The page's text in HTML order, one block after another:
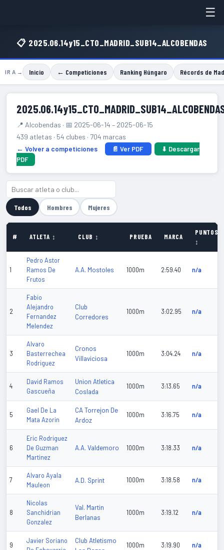
☰
📋 2025.06.14y15_CTO_MADRID_SUB14_ALCOBENDAS
IR A → Inicio ← Competiciones Ranking Húngaro Récords de
📍 Alcobendas · 📅 2025-06-14 – 2025-06-15
439 atletas · 54 clubes · 704 marcas
← Volver a competiciones
📄 Ver PDF
⬇ Descargar
PDF
Todos Hombres Mujeres
# ATLETA ↕ CLUB ↕ PRUEBA MARCA
PUNTOS
↕
1
Pedro Astor
Ramos De
Frutos
A.A. Mostoles 1000m 2:59.40 n/a
2
Fabio
Alejandro
Fernandez
Melendez
Club
Corredores
1000m 3:02.95 n/a
3
Alvaro
Basterrechea
Rodriguez
Cronos
Villaviciosa
1000m 3:04.24 n/a
4
David Ramos
Gascueña
Union Atletica
Coslada
1000m 3:13.65 n/a
5
Gael De La
Mata Azorin
CA Torrejon De
Ardoz
1000m 3:16.75 n/a
6
Eric Rodriguez
De Guzman
Martinez
A.A. Valdemoro 1000m 3:18.33 n/a
7
Alvaro Ayala
Mauleon
A.D. Sprint 1000m 3:18.58 n/a
8
Nicolas
Sanchidrian
Gonzalez
Val. Martin
Berlanas
1000m 3:19.12 n/a
9
Javier Soriano
Club Atletismo
1000m 3:19.90 n/a